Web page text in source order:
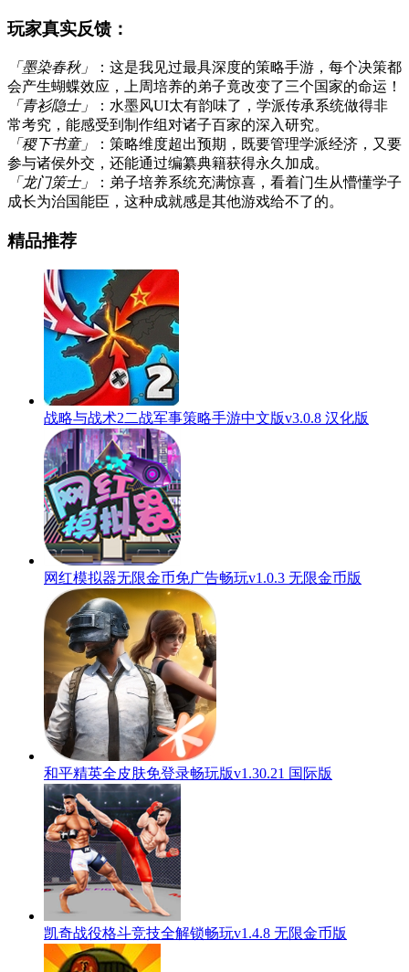
玩家真实反馈：
「墨染春秋」
：这是我见过最具深度的策略手游，每个决策都
会产生蝴蝶效应，上周培养的弟子竟改变了三个国家的命运！
「青衫隐士」
：水墨风UI太有韵味了，学派传承系统做得非
常考究，能感受到制作组对诸子百家的深入研究。
「稷下书童」
：策略维度超出预期，既要管理学派经济，又要
参与诸侯外交，还能通过编纂典籍获得永久加成。
「龙门策士」
：弟子培养系统充满惊喜，看着门生从懵懂学子
成长为治国能臣，这种成就感是其他游戏给不了的。
精品推荐
战略与战术2二战军事策略手游中文版v3.0.8 汉化版
网红模拟器无限金币免广告畅玩v1.0.3 无限金币版
和平精英全皮肤免登录畅玩版v1.30.21 国际版
凯奇战役格斗竞技全解锁畅玩v1.4.8 无限金币版